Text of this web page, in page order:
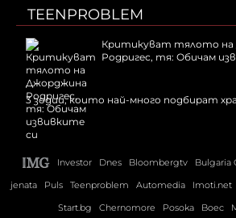
TEENPROBLEM
Критикуват тялото на
Родригес, тя: Обичам
3 зодии, които най-много подбират
Investor Dnes Bloombergtv Bulgaria
jenata
Puls Teenproblem Automedia Imoti.net
Start.bg
Chernomore Posoka Boec